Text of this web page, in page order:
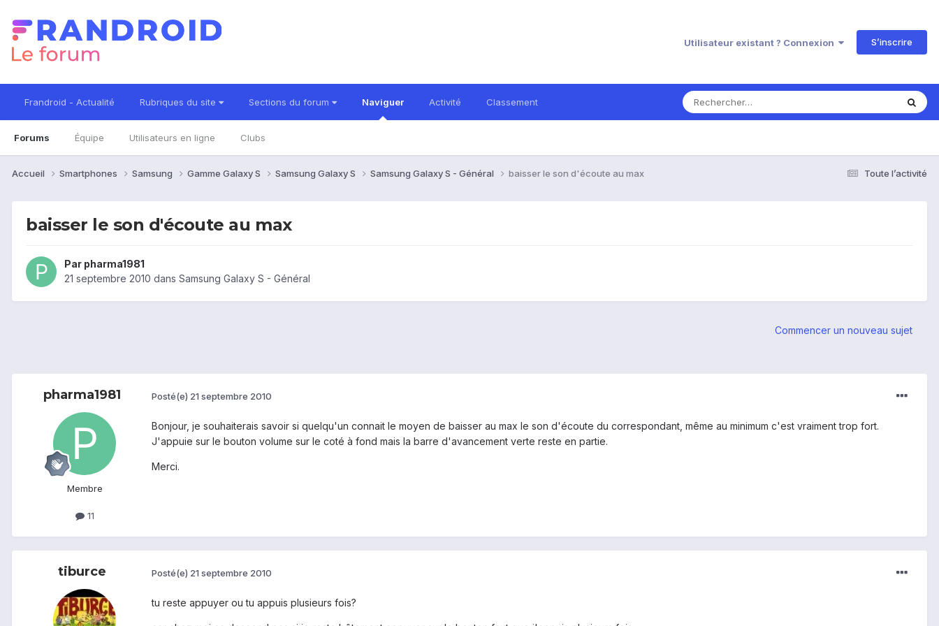
Utilisateur existant ? Connexion S’inscrire
Frandroid - Actualité Rubriques du site Sections du forum Naviguer
Forums Équipe Utilisateurs en ligne Clubs
Activité Classement
Toute l’activité
Accueil Smartphones Samsung Gamme Galaxy S Samsung Galaxy S Samsung Galaxy S - Général baisser le son d'écoute au max
baisser le son d'écoute au max
Par pharma1981
21 septembre 2010 dans Samsung Galaxy S - Général
Commencer un nouveau sujet
pharma1981
Membre
11
Posté(e) 21 septembre 2010
Bonjour, je souhaiterais savoir si quelqu'un connait le moyen de baisser au max le son d'écoute du correspondant, même au minimum c'est vraiment trop fort.
J'appuie sur le bouton volume sur le coté à fond mais la barre d'avancement verte reste en partie.
Merci.
tiburce Posté(e) 21 septembre 2010
tu reste appuyer ou tu appuis plusieurs fois?